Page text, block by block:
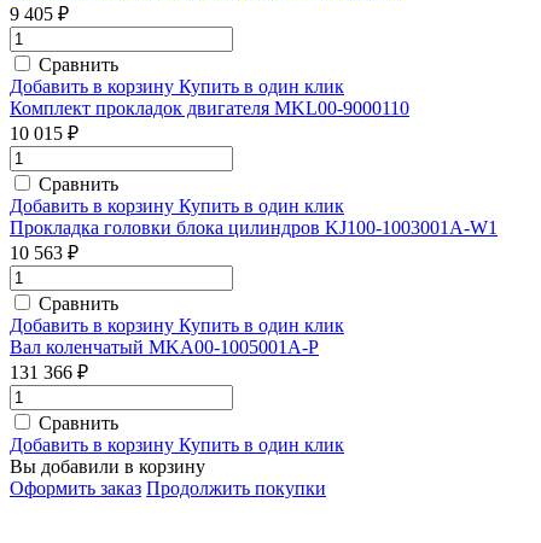
9 405 ₽
Сравнить
Добавить в корзину Купить в один клик
Комплект прокладок двигателя MKL00-9000110
10 015 ₽
Сравнить
Добавить в корзину Купить в один клик
Прокладка головки блока цилиндров KJ100-1003001A-W1
10 563 ₽
Сравнить
Добавить в корзину Купить в один клик
Вал коленчатый MKA00-1005001A-P
131 366 ₽
Сравнить
Добавить в корзину Купить в один клик
Вы добавили в корзину
Оформить заказ Продолжить покупки